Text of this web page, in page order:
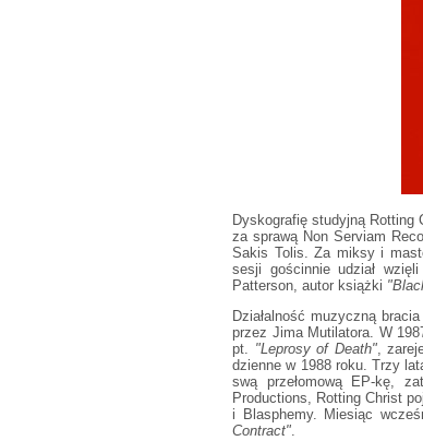
Dyskografię studyjną Rotting
za sprawą Non Serviam
Sakis Tolis. Za miksy i
sesji gościnnie udział
Patterson, autor książki
Działalność muzyczną
przez Jima Mutilatora. W
pt. "Leprosy of Death",
dzienne w 1988 roku. Trzy
swą przełomową EP-kę,
Productions, Rotting Christ
i Blasphemy. Miesiąc
Contract".